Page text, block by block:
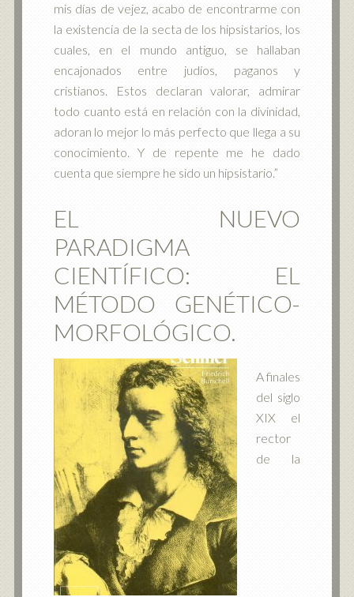
mis días de vejez, acabo de encontrarme con
la existencia de la secta de los hipsistarios, los
cuales, en el mundo antiguo, se hallaban
encajonados entre judíos, paganos y
cristianos. Estos declaran valorar, admirar
todo cuanto está en relación con la divinidad,
adoran lo mejor lo más perfecto que llega a su
conocimiento. Y de repente me he dado
cuenta que siempre he sido un hipsistario.”
EL NUEVO
PARADIGMA
CIENTÍFICO: EL
MÉTODO GENÉTICO-
MORFOLÓGICO.
A finales
del siglo
XIX el
rector
de la